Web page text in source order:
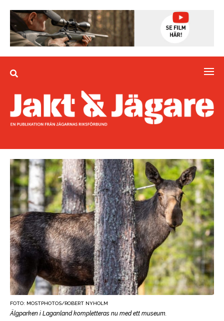
FOTO: MOSTPHOTOS/ROBERT NYHOLM
Älgparken i Laganland kompletteras nu med ett museum.